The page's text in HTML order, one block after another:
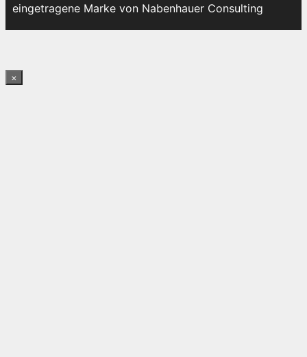
eingetragene Marke von Nabenhauer Consulting
×